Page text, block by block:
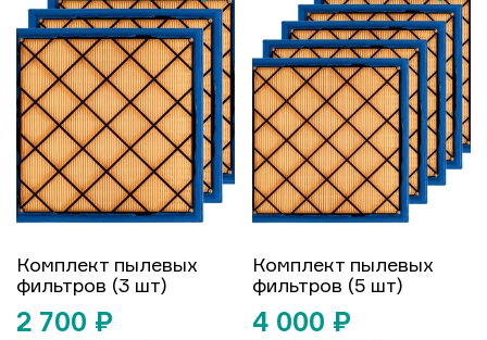
Комплект пылевых
фильтров (3 шт)
2 700 ₽
Комплект пылевых
фильтров (5 шт)
4 000 ₽